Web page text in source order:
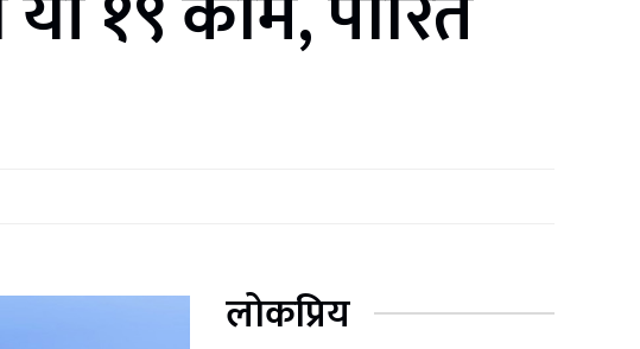
लोकप्रिय